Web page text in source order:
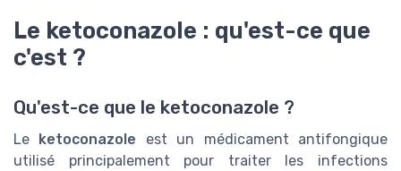
Le ketoconazole : qu'est-ce que
c'est ?
Qu'est-ce que le ketoconazole ?
Le ketoconazole est un médicament antifongique
utilisé principalement pour traiter les infections